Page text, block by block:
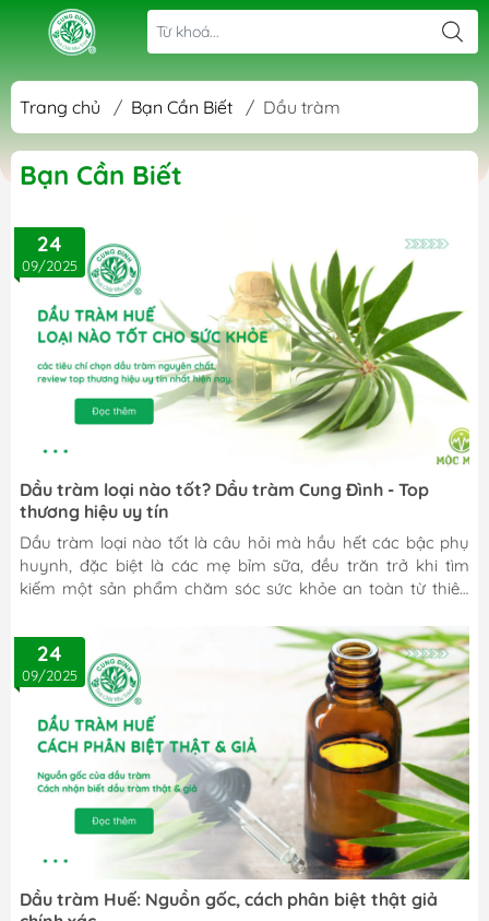
Trang chủ / Bạn Cần Biết / Dầu tràm
Bạn Cần Biết
24
09/2025
Dầu tràm loại nào tốt? Dầu tràm Cung Đình - Top
thương hiệu uy tín
Dầu tràm loại nào tốt là câu hỏi mà hầu hết các bậc phụ
huynh, đặc biệt là các mẹ bỉm sữa, đều trăn trở khi tìm
kiếm một sản phẩm chăm sóc sức khỏe an toàn từ thiên
dạng với hàng trăm thương hiệu, việc lựa chọn được đơn vị
cung cấp dầu tràm nguyên chất, đúng chuẩn chất lượng
và phát huy tối đa công dụng không phải là điều dễ dàng.
Bài viết này, Dầu tràm Cung Đình sẽ giúp bạn giải đáp
thắc...
24
09/2025
Dầu tràm Huế: Nguồn gốc, cách phân biệt thật giả